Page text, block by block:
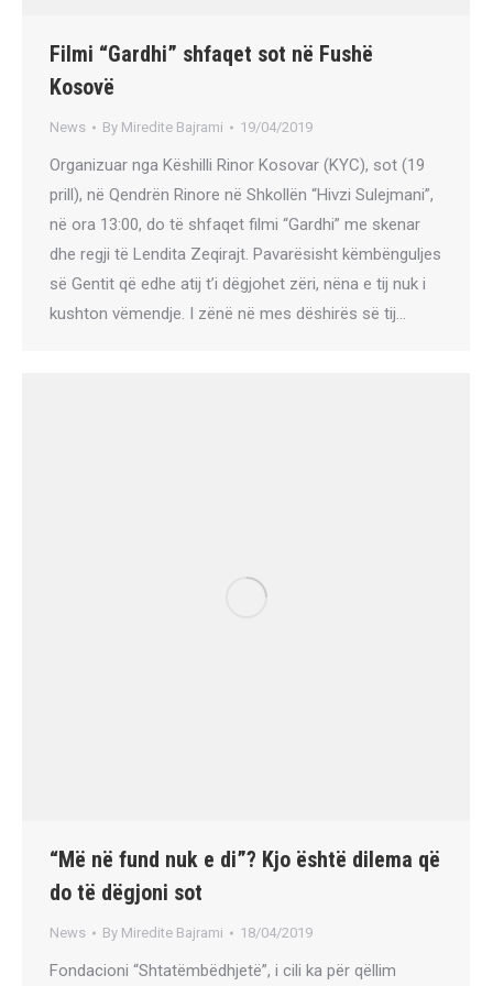
Filmi “Gardhi” shfaqet sot në Fushë
Kosovë
News By Miredite Bajrami 19/04/2019
Organizuar nga Këshilli Rinor Kosovar (KYC), sot (19
prill), në Qendrën Rinore në Shkollën “Hivzi Sulejmani”,
në ora 13:00, do të shfaqet filmi “Gardhi” me skenar
dhe regji të Lendita Zeqirajt. Pavarësisht këmbënguljes
së Gentit që edhe atij t’i dëgjohet zëri, nëna e tij nuk i
kushton vëmendje. I zënë në mes dëshirës së tij…
“Më në fund nuk e di”? Kjo është dilema që
do të dëgjoni sot
News By Miredite Bajrami 18/04/2019
Fondacioni “Shtatëmbëdhjetë”, i cili ka për qëllim